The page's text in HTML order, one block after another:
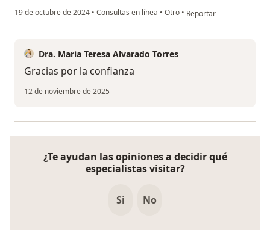
19 de octubre de 2024 • Consultas en línea • Otro • en opinión del usuario A
Reportar
Dra. Maria Teresa Alvarado Torres
Gracias por la confianza
12 de noviembre de 2025
¿Te ayudan las opiniones a decidir qué
especialistas visitar?
Si No